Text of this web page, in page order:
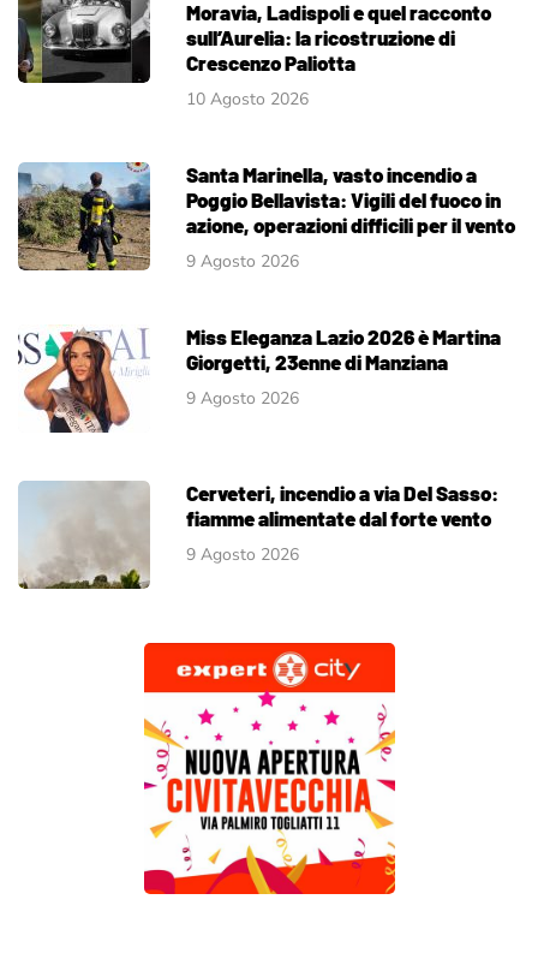
Moravia, Ladispoli e quel racconto
sull’Aurelia: la ricostruzione di
Crescenzo Paliotta
10 Agosto 2026
Santa Marinella, vasto incendio a
Poggio Bellavista: Vigili del fuoco in
azione, operazioni difficili per il vento
9 Agosto 2026
Miss Eleganza Lazio 2026 è Martina
Giorgetti, 23enne di Manziana
9 Agosto 2026
Cerveteri, incendio a via Del Sasso:
fiamme alimentate dal forte vento
9 Agosto 2026